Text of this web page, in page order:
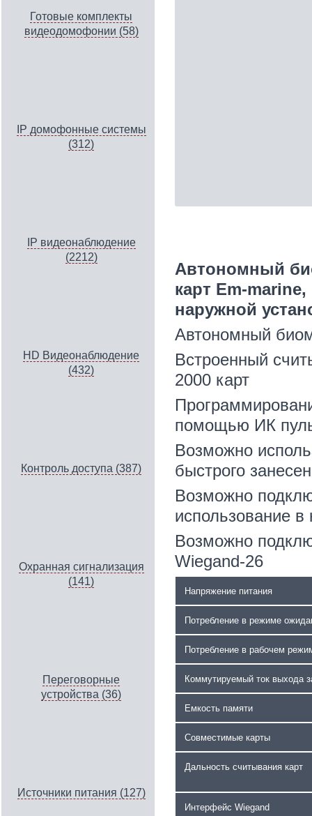
Готовые комплекты
видеодомофонии (58)
IP домофонные системы
(312)
IP видеонаблюдение
(2212)
HD Видеонаблюдение
(432)
Контроль доступа (387)
Охранная сигнализация
(141)
Переговорные
устройства (36)
Источники питания (127)
Автономный
карт Em-
наружной
Автономный
Встроенный
2000 карт
помощью ИК
Возможно
быстрого
Возможно
использование в
Возможно
Wiegand-26
Напряжение питания
Потребление в режиме
Потребление в рабочем
Коммутируемый ток выхода
Емкость памяти
Совместимые карты
Дальность считывания карт
Интерфейс Wiegand